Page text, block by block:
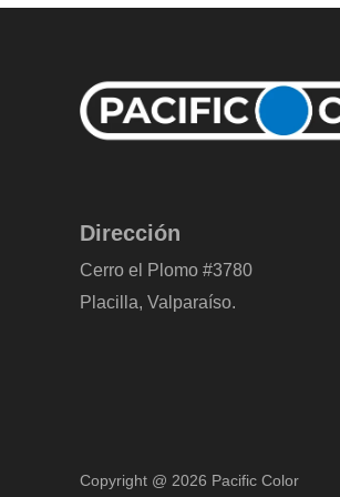
Dirección
Cerro el Plomo #3780
Placilla, Valparaíso.
Copyright @ 2026 Pacific Color